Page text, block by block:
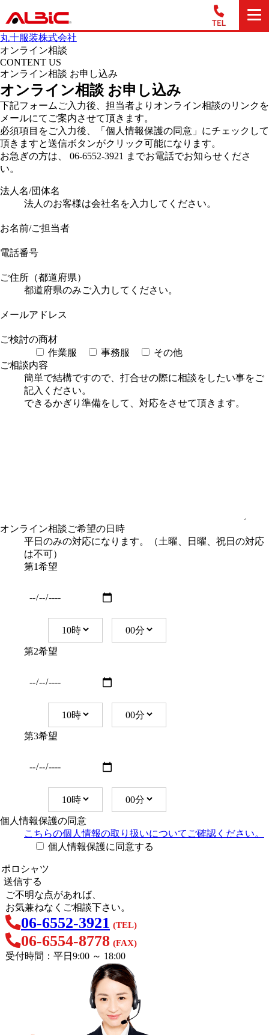
丸十服装株式会社
オンライン相談
CONTENT US
オンライン相談 お申し込み
オンライン相談 お申し込み
下記フォームご入力後、担当者よりオンライン相談のリンクを
メールにてご案内させて頂きます。
必須項目をご入力後、「個人情報保護の同意」にチェックして
頂きますと送信ボタンがクリック可能になります。
お急ぎの方は、 06-6552-3921 までお電話でお知らせくださ
い。
法人名/団体名
法人のお客様は会社名を入力してください。
お名前/ご担当者
電話番号
ご住所（都道府県）
都道府県のみご入力してください。
メールアドレス
ご検討の商材
作業服
事務服
その他
ご相談内容
簡単で結構ですので、打合せの際に相談をしたい事をご
記入ください。
できるかぎり準備をして、対応をさせて頂きます。
オンライン相談ご希望の日時
平日のみの対応になります。（土曜、日曜、祝日の対応
は不可）
第1希望
第2希望
第3希望
個人情報保護の同意
こちらの個人情報の取り扱いについてご確認ください。
個人情報保護に同意する
ご不明な点があれば、
お気兼ねなくご相談下さい。
06-6552-3921 (TEL)
06-6554-8778 (FAX)
受付時間：平日9:00 ～ 18:00